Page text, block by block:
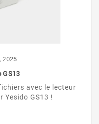
2025
GS13
avec le lecteur
Yesido GS13 !